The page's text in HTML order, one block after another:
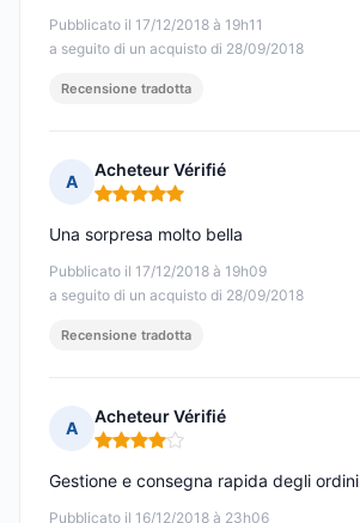
Pubblicato il 17/12/2018 à 19h11
a seguito di un acquisto di 28/09/2018
Recensione tradotta
A
Acheteur Vérifié
Nota: 5 su 5
Pubblicato il 17/12/2018 à 19h09
a seguito di un acquisto di 28/09/2018
Una sorpresa molto bella
Recensione tradotta
A
Acheteur Vérifié
Nota: 4 su 5
Pubblicato il 16/12/2018 à 23h06
Gestione e consegna rapida degli ordini